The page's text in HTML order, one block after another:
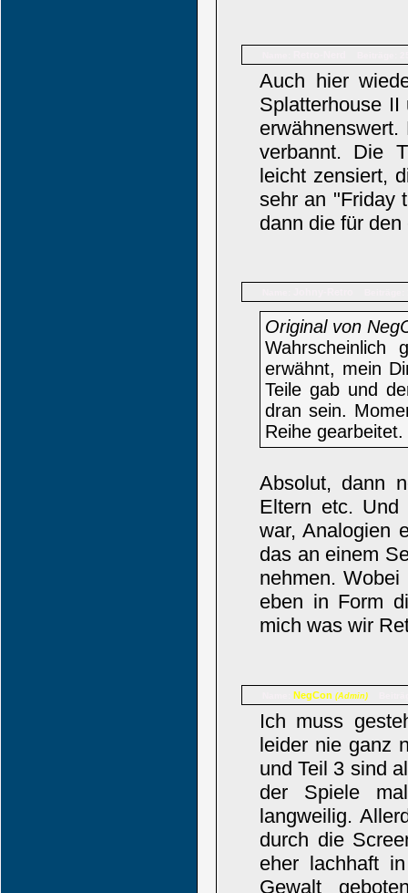
Auch hier
Splatterhouse
verbannt. Die
leicht zensiert,
sehr an "Friday
dann die für
Original von
Wahrscheinlich
erwähnt, mein
Teile gab und
dran sein.
Reihe
Absolut, dann
Eltern etc. Und
war, Analogien
das an einem
nehmen.
eben in Form
mich was wir
NegCon (Admin)
Ich muss
leider nie ganz
und Teil 3 sind
der Spiele
langweilig.
durch die
eher lachhaft
Gewalt